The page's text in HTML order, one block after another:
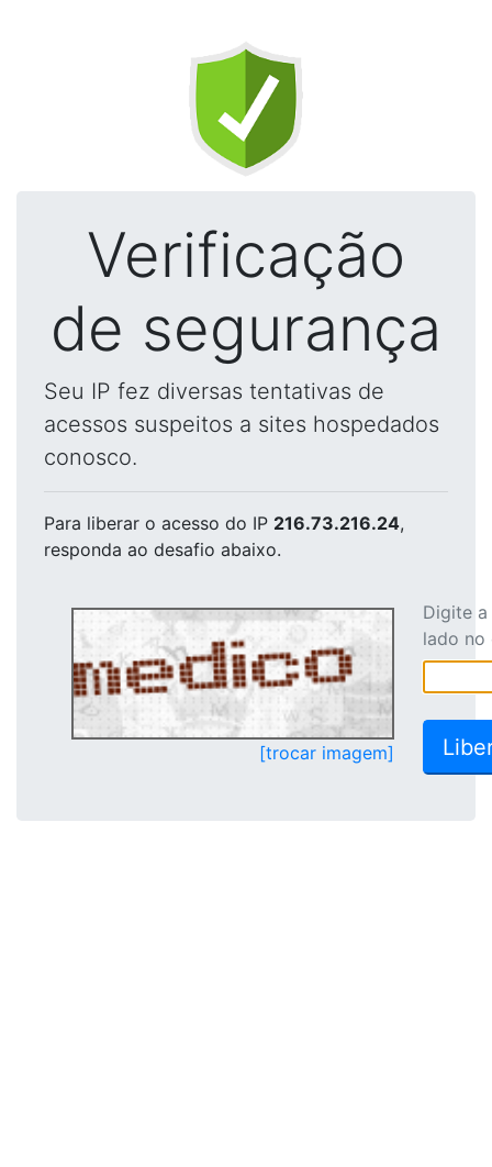
Verificação
de segurança
Seu IP fez diversas tentativas de
acessos suspeitos a sites hospedados
conosco.
Para liberar o acesso do IP 216.73.216.24,
responda ao desafio abaixo.
[trocar imagem]
Digite
lado no